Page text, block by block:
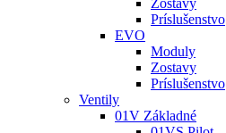
Zostavy
Príslušenstvo
EVO
Moduly
Zostavy
Príslušenstvo
Ventily
01V Základné